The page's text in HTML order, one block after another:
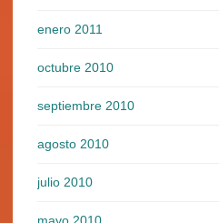
enero 2011
octubre 2010
septiembre 2010
agosto 2010
julio 2010